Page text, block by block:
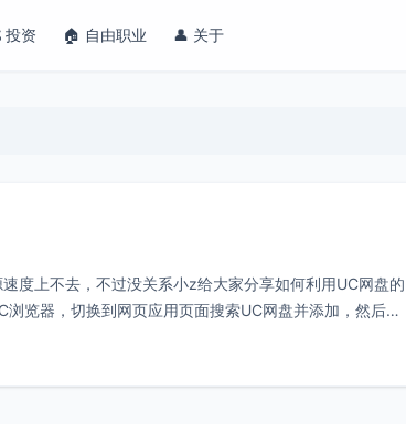
投资 🏠 自由职业 👤 关于
度上不去，不过没关系小z给大家分享如何利用UC网盘的
览器，切换到网页应用页面搜索UC网盘并添加，然后打